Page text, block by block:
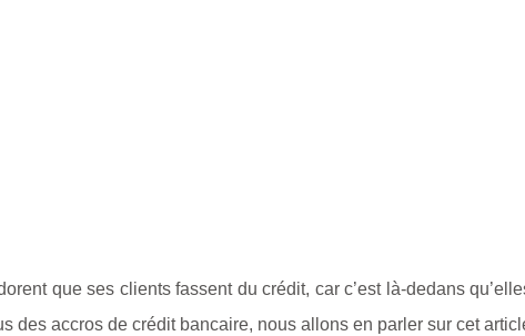
que ses clients fassent du crédit, car c’est là-dedans
des accros de crédit bancaire, nous allons en parler sur cet